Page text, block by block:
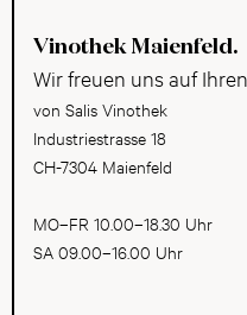
Vinothek Maienfeld.
Wir freuen uns auf
von Salis Vinothek
Industriestrasse 18
CH-7304 Maienfeld
MO–FR 10.00–18.30 Uhr
SA 09.00–16.00 Uhr